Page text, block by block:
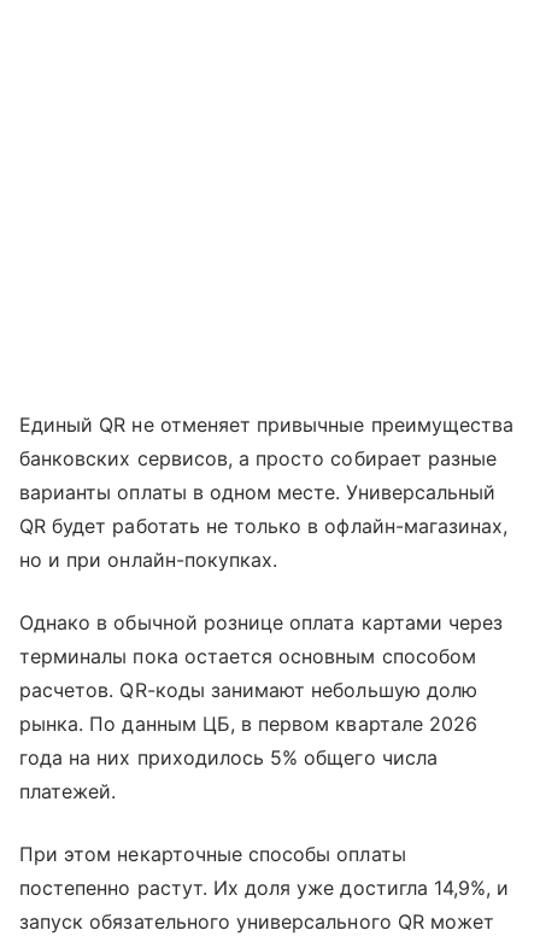
Единый QR не отменяет привычные преимущества
банковских сервисов, а просто собирает разные
варианты оплаты в одном месте. Универсальный
QR будет работать не только в офлайн-магазинах,
но и при онлайн-покупках.
Однако в обычной рознице оплата картами через
терминалы пока остается основным способом
расчетов. QR-коды занимают небольшую долю
рынка. По данным ЦБ, в первом квартале 2026
года на них приходилось 5% общего числа
платежей.
При этом некарточные способы оплаты
постепенно растут. Их доля уже достигла 14,9%, и
запуск обязательного универсального QR может